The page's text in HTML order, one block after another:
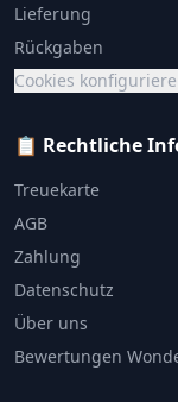
Lieferung
Rückgaben
Cookies
📋 Rechtliche
Treuekarte
AGB
Zahlung
Datenschutz
Über uns
Bewertungen